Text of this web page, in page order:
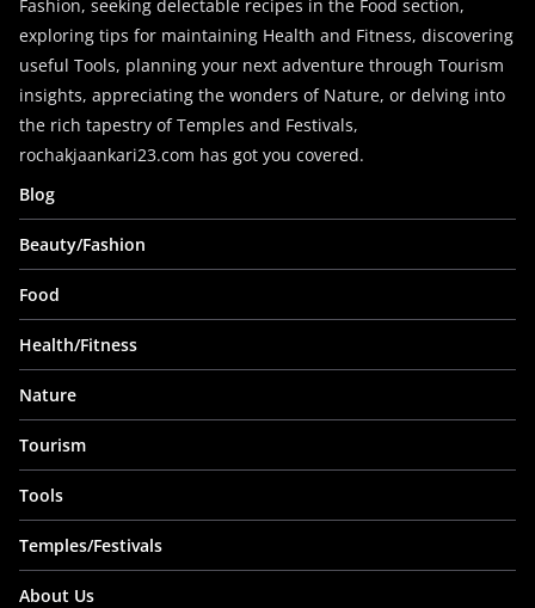
Fashion, seeking delectable recipes in the Food section,
exploring tips for maintaining Health and Fitness, discovering
useful Tools, planning your next adventure through Tourism
insights, appreciating the wonders of Nature, or delving into
the rich tapestry of Temples and Festivals,
rochakjaankari23.com has got you covered.
Blog
Beauty/Fashion
Food
Health/Fitness
Nature
Tourism
Tools
Temples/Festivals
About Us